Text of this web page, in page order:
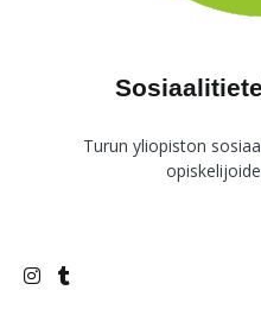
Turun yliopiston